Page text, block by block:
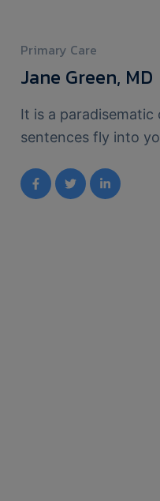
Primary Care
Jane Green, MD
It is a
sentences fly into
unorthographic life